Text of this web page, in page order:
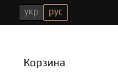
укр рус
Корзина